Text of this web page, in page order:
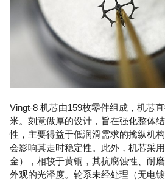
Vingt-8 机芯由159枚零件组成，机芯
米。刻意做厚的设计，旨在强化整体
性，主要得益于低润滑需求的擒纵机
会影响其走时稳定性。此外，机芯采
金），相较于黄铜，其抗腐蚀性、耐
外观的光泽度。轮系未经处理（无电